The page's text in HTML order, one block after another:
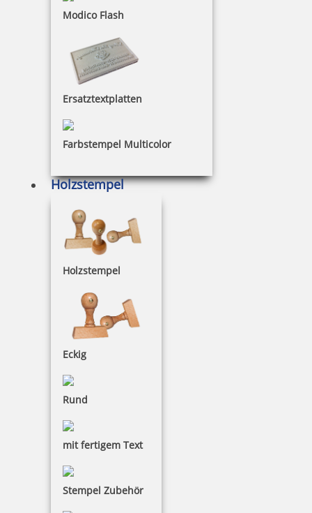
Modico Flash
Ersatztextplatten
Farbstempel Multicolor
Holzstempel
Holzstempel
Eckig
Rund
mit fertigem Text
Stempel Zubehör
nur Datum
Ersatztextplatten Datumstempel
Multicolor-Datumstempel
78 Artikel in der Kategorie
Ersatztextplatte für Trodat Professional 5470 / 5474
Datumstempel